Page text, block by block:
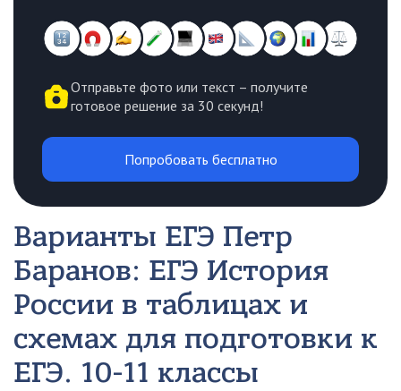
Отправьте фото или текст – получите
готовое решение за 30 секунд!
Попробовать бесплатно
Варианты ЕГЭ Петр
Баранов: ЕГЭ История
России в таблицах и
схемах для подготовки к
ЕГЭ. 10-11 классы